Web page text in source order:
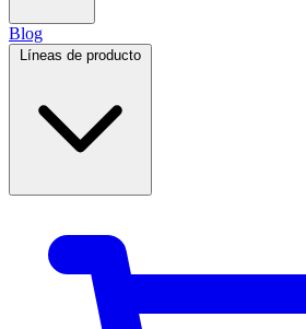
Blog
Líneas de producto